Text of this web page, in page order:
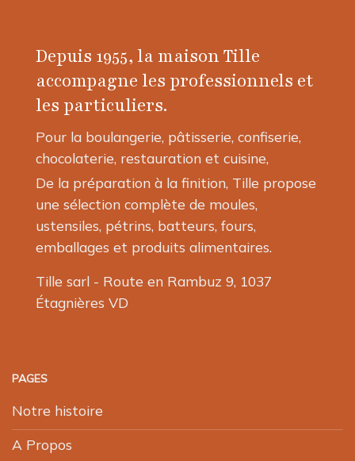
Depuis 1955, la maison Tille
accompagne les professionnels et
les particuliers.
Pour la boulangerie, pâtisserie, confiserie,
chocolaterie, restauration et cuisine,
De la préparation à la finition, Tille propose
une sélection complète de moules,
ustensiles, pétrins, batteurs, fours,
emballages et produits alimentaires.
Tille sarl - Route en Rambuz 9, 1037
Étagnières VD
PAGES
Notre histoire
A Propos